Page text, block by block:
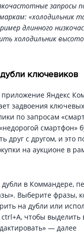
запросы
«холодильник
длинного
холодильник
ключевиков
приложение Яндекс
задвоения
по запросам
смартфон»
друг с другом, и это
на аукционе в
в Коммандере,
Выберите фразы,
на дубли или
чтобы выделить
— далее